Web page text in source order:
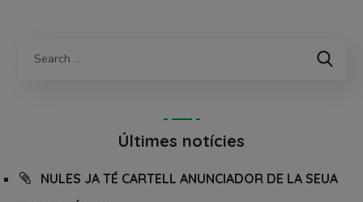
Últimes notícies
NULES JA TÉ CARTELL ANUNCIADOR DE LA SEUA